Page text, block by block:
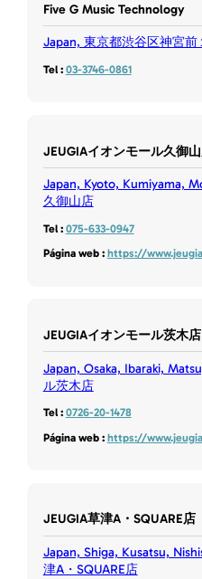
Five G Music Technology
Japan, 東京都渋谷区神宮
Tel : 03-3746-0861
JEUGIAイオンモール久御
Japan, Kyoto, Kumiyama,
久御山店
Tel : 075-633-0947
Página web : https://
JEUGIAイオンモール茨木店
Japan, Osaka, Ibaraki,
ル茨木店
Tel : 0726-20-1478
Página web : https://
JEUGIA草津A・SQUARE店
Japan, Shiga, Kusatsu,
津A・SQUARE店